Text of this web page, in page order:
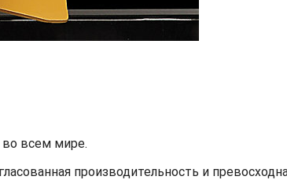
во всем мире.
производительность и